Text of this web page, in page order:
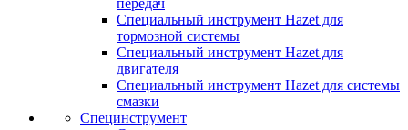
передач
Специальный инструмент Hazet для
тормозной системы
Специальный инструмент Hazet для
двигателя
Специальный инструмент Hazet для системы
смазки
Специнструмент